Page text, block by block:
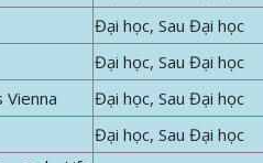
Đại học, Sau Đại học
Đại học, Sau Đại học
Vienna Đại học, Sau Đại học
Đại học, Sau Đại học